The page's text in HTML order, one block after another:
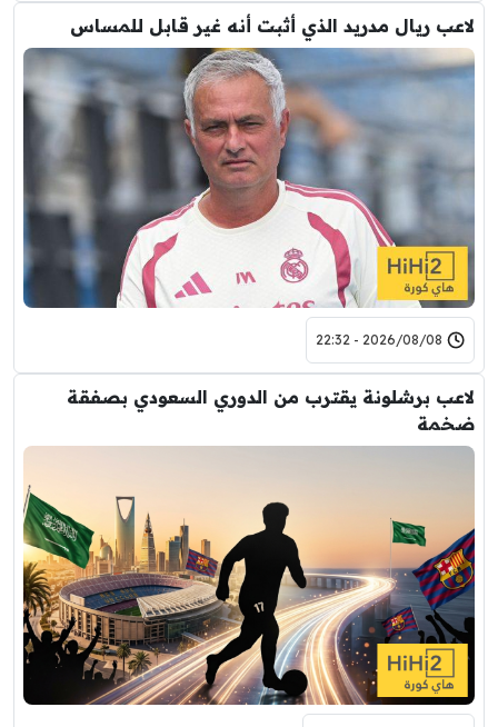
لاعب ريال مدريد الذي أثبت أنه غير قابل للمساس
2026/08/08 - 22:32
لاعب برشلونة يقترب من الدوري السعودي بصفقة
ضخمة